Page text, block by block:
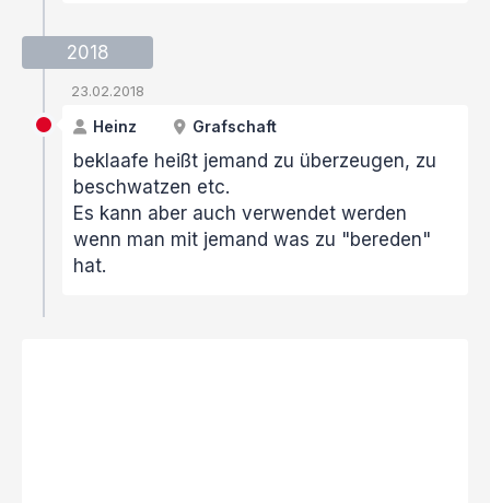
2018
23.02.2018
Heinz Grafschaft
beklaafe heißt jemand zu überzeugen, zu
beschwatzen etc.
Es kann aber auch verwendet werden
wenn man mit jemand was zu "bereden"
hat.